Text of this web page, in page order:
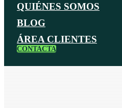
QUIÉNES SOMOS
BLOG
ÁREA CLIENTES
CONTACTA